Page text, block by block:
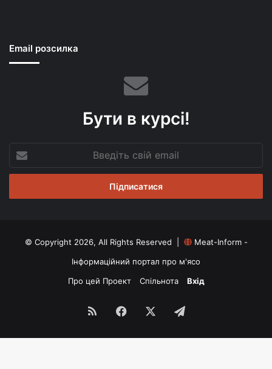
Email розсилка
Бути в курсі!
свій
email
© Copyright 2026, All Rights Reserved |
Meat-Inform -
Інформаційний портал про м'ясо
Про цей Проект
Спільнота Вхід
RSS Facebook